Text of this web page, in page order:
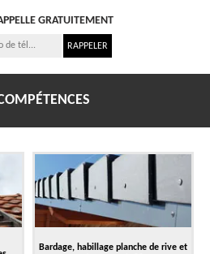
GRATUITEMENT
Bardage, habillage planche de rive et